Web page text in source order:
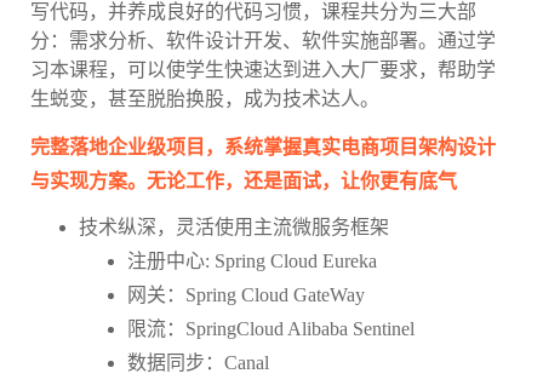
写代码，并养成良好的代码习惯，课程共分为三大部
分：需求分析、软件设计开发、软件实施部署。通过学
习本课程，可以使学生快速达到进入大厂要求，帮助学
生蜕变，甚至脱胎换股，成为技术达人。
完整落地企业级项目，系统掌握真实电商项目架构设计
与实现方案。无论工作，还是面试，让你更有底气
技术纵深，灵活使用主流微服务框架
注册中心: Spring Cloud Eureka
网关：Spring Cloud GateWay
限流：SpringCloud Alibaba Sentinel
数据同步：Canal